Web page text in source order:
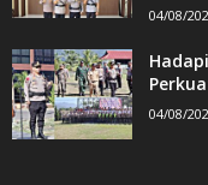
04/08/
04/08/